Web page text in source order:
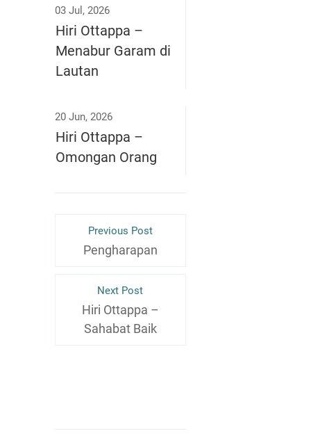
03 Jul, 2026
Hiri Ottappa –
Menabur Garam di
Lautan
20 Jun, 2026
Hiri Ottappa –
Omongan Orang
Previous Post
Pengharapan
Next Post
Hiri Ottappa –
Sahabat Baik